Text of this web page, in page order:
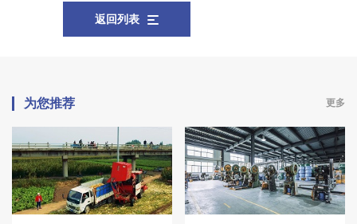
返回列表
为您推荐 更多